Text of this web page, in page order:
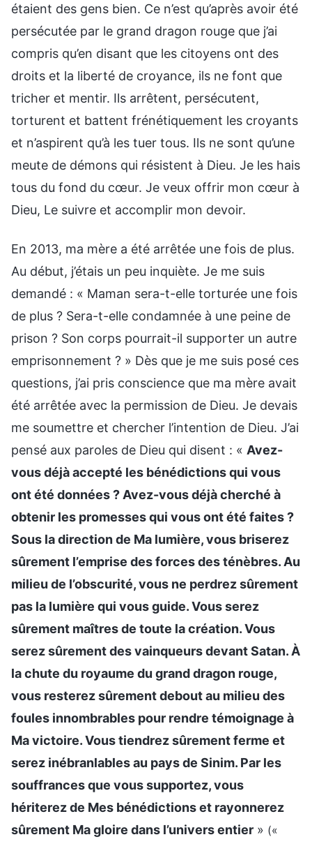
étaient des gens bien. Ce n’est qu’après avoir été
persécutée par le grand dragon rouge que j’ai
compris qu’en disant que les citoyens ont des
droits et la liberté de croyance, ils ne font que
tricher et mentir. Ils arrêtent, persécutent,
torturent et battent frénétiquement les croyants
et n’aspirent qu’à les tuer tous. Ils ne sont qu’une
meute de démons qui résistent à Dieu. Je les hais
tous du fond du cœur. Je veux offrir mon cœur à
Dieu, Le suivre et accomplir mon devoir.
En 2013, ma mère a été arrêtée une fois de plus.
Au début, j’étais un peu inquiète. Je me suis
demandé : « Maman sera-t-elle torturée une fois
de plus ? Sera-t-elle condamnée à une peine de
prison ? Son corps pourrait-il supporter un autre
emprisonnement ? » Dès que je me suis posé ces
questions, j’ai pris conscience que ma mère avait
été arrêtée avec la permission de Dieu. Je devais
me soumettre et chercher l’intention de Dieu. J’ai
pensé aux paroles de Dieu qui disent : « Avez-
vous déjà accepté les bénédictions qui vous
ont été données ? Avez-vous déjà cherché à
obtenir les promesses qui vous ont été faites ?
Sous la direction de Ma lumière, vous briserez
sûrement l’emprise des forces des ténèbres. Au
milieu de l’obscurité, vous ne perdrez sûrement
pas la lumière qui vous guide. Vous serez
sûrement maîtres de toute la création. Vous
serez sûrement des vainqueurs devant Satan. À
la chute du royaume du grand dragon rouge,
vous resterez sûrement debout au milieu des
foules innombrables pour rendre témoignage à
Ma victoire. Vous tiendrez sûrement ferme et
serez inébranlables au pays de Sinim. Par les
souffrances que vous supportez, vous
hériterez de Mes bénédictions et rayonnerez
sûrement Ma gloire dans l’univers entier » («